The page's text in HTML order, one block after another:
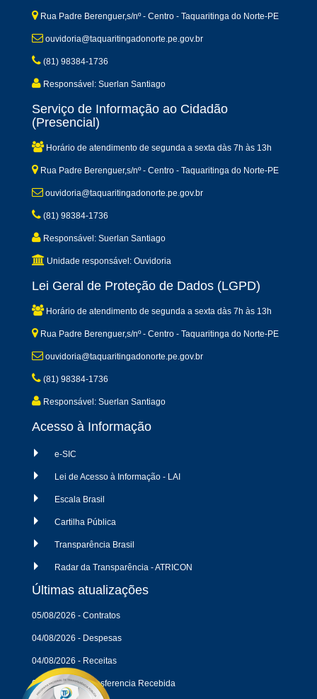
Rua Padre Berenguer,s/nº - Centro - Taquaritinga do Norte-PE
ouvidoria@taquaritingadonorte.pe.gov.br
(81) 98384-1736
Responsável: Suerlan Santiago
Serviço de Informação ao Cidadão
(Presencial)
Horário de atendimento de segunda a sexta dàs 7h às 13h
Rua Padre Berenguer,s/nº - Centro - Taquaritinga do Norte-PE
ouvidoria@taquaritingadonorte.pe.gov.br
(81) 98384-1736
Responsável: Suerlan Santiago
Unidade responsável: Ouvidoria
Lei Geral de Proteção de Dados (LGPD)
Horário de atendimento de segunda a sexta dàs 7h às 13h
Rua Padre Berenguer,s/nº - Centro - Taquaritinga do Norte-PE
ouvidoria@taquaritingadonorte.pe.gov.br
(81) 98384-1736
Responsável: Suerlan Santiago
Acesso à Informação
e-SIC
Lei de Acesso à Informação - LAI
Escala Brasil
Cartilha Pública
Transparência Brasil
Radar da Transparência - ATRICON
Últimas atualizações
05/08/2026 - Contratos
04/08/2026 - Despesas
04/08/2026 - Receitas
04/08/2026 - Transferencia Recebida